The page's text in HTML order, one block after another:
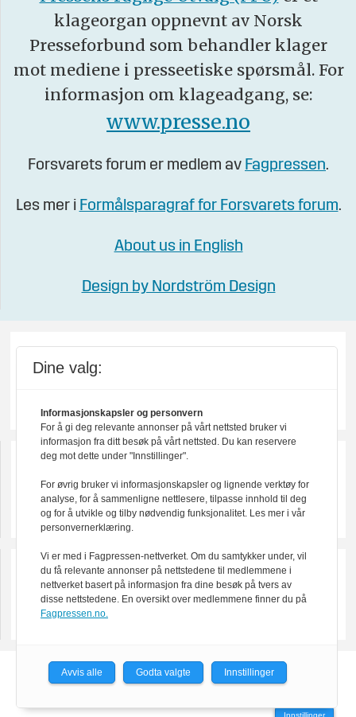
klageorgan oppnevnt av Norsk
Presseforbund som behandler klager
mot mediene i presseetiske spørsmål. For
informasjon om klageadgang, se:
www.presse.no
Forsvarets forum er medlem av Fagpressen.
Les mer i Formålsparagraf for Forsvarets forum.
About us in English
Design by Nordström Design
Powered by Labrador CMS
Innstillinger
Dine valg:
Informasjonskapsler og personvern
For å gi deg relevante annonser på vårt nettsted bruker vi
informasjon fra ditt besøk på vårt nettsted. Du kan reservere
deg mot dette under "Innstillinger".
For øvrig bruker vi informasjonskapsler og lignende verktøy for
analyse, for å sammenligne nettlesere, tilpasse innhold til deg
og for å utvikle og tilby nødvendig funksjonalitet. Les mer i vår
personvernerklæring.
Vi er med i Fagpressen-nettverket. Om du samtykker under, vil
du få relevante annonser på nettstedene til medlemmene i
nettverket basert på informasjon fra dine besøk på tvers av
disse nettstedene. En oversikt over medlemmene finner du på
Fagpressen.no.
Avvis alle Godta valgte Innstillinger